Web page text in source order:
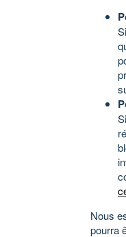
Nous
pourra